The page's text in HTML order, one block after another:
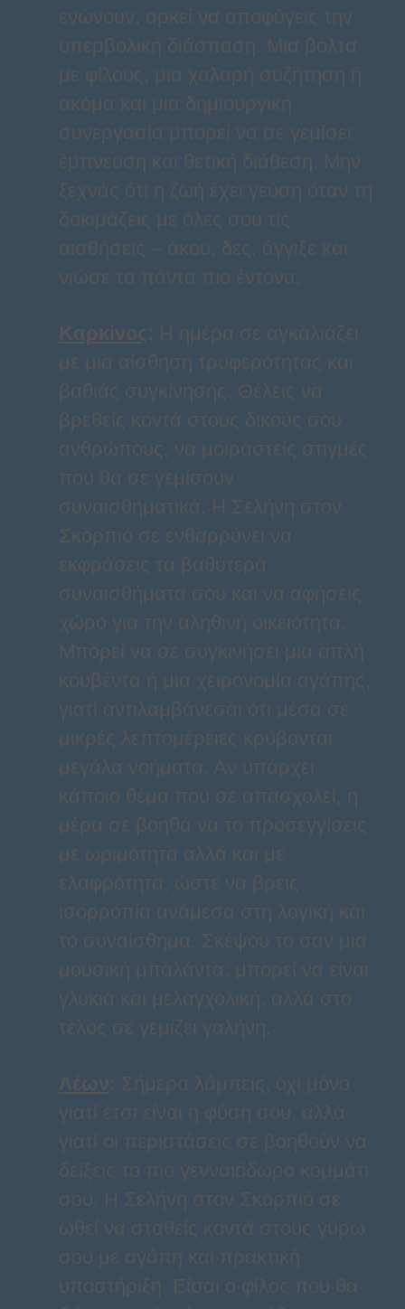
ενώνουν, αρκεί να αποφύγεις την
υπερβολική διάσπαση. Μια βόλτα
με φίλους, μια χαλαρή συζήτηση ή
ακόμα και μια δημιουργική
συνεργασία μπορεί να σε γεμίσει
έμπνευση και θετική διάθεση. Μην
ξεχνάς ότι η ζωή έχει γεύση όταν τη
δοκιμάζεις με όλες σου τις
αισθήσεις – άκου, δες, άγγιξε και
νιώσε τα πάντα πιο έντονα.
Καρκίνος: Η ημέρα σε αγκαλιάζει
με μια αίσθηση τρυφερότητας και
βαθιάς συγκίνησης. Θέλεις να
βρεθείς κοντά στους δικούς σου
ανθρώπους, να μοιραστείς στιγμές
που θα σε γεμίσουν
συναισθηματικά. Η Σελήνη στον
Σκορπιό σε ενθαρρύνει να
εκφράσεις τα βαθύτερα
συναισθήματα σου και να αφήσεις
χώρο για την αληθινή οικειότητα.
Μπορεί να σε συγκινήσει μια απλή
κουβέντα ή μια χειρονομία αγάπης,
γιατί αντιλαμβάνεσαι ότι μέσα σε
μικρές λεπτομέρειες κρύβονται
μεγάλα νοήματα. Αν υπάρχει
κάποιο θέμα που σε απασχολεί, η
μέρα σε βοηθά να το προσεγγίσεις
με ωριμότητα αλλά και με
ελαφρότητα, ώστε να βρεις
ισορροπία ανάμεσα στη λογική και
το συναίσθημα. Σκέψου το σαν μια
μουσική μπαλάντα: μπορεί να είναι
γλυκιά και μελαγχολική, αλλά στο
τέλος σε γεμίζει γαλήνη.
Λέων: Σήμερα λάμπεις, όχι μόνο
γιατί έτσι είναι η φύση σου, αλλά
γιατί οι περιστάσεις σε βοηθούν να
δείξεις το πιο γενναιόδωρο κομμάτι
σου. Η Σελήνη στον Σκορπιό σε
ωθεί να σταθείς κοντά στους γύρω
σου με αγάπη και πρακτική
υποστήριξη. Είσαι ο φίλος που θα